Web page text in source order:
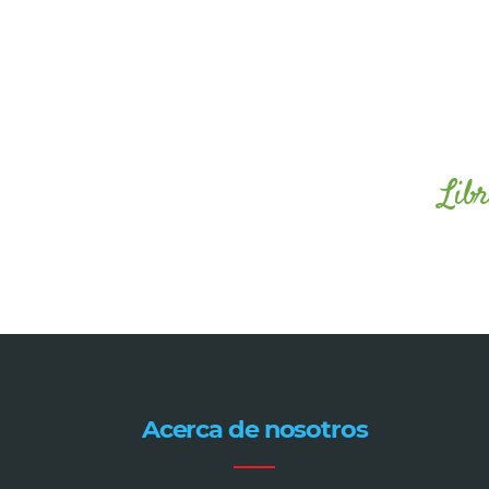
Acerca de nosotros